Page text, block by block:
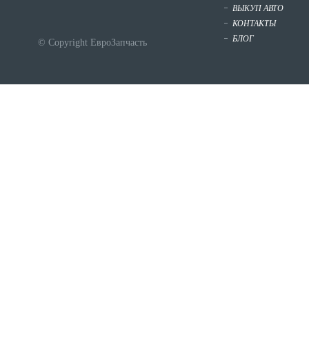
© Copyright ЕвроЗапчасть
ВЫКУП АВТО
КОНТАКТЫ
БЛОГ